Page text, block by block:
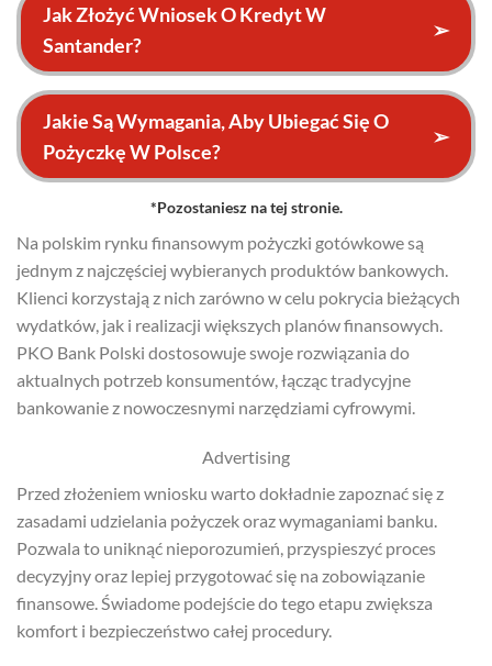
Jak Złożyć Wniosek O Kredyt W
Santander?
➢
Jakie Są Wymagania, Aby Ubiegać Się O
Pożyczkę W Polsce?
➢
*Pozostaniesz na tej stronie.
Na polskim rynku finansowym pożyczki gotówkowe są
jednym z najczęściej wybieranych produktów bankowych.
Klienci korzystają z nich zarówno w celu pokrycia bieżących
wydatków, jak i realizacji większych planów finansowych.
PKO Bank Polski dostosowuje swoje rozwiązania do
aktualnych potrzeb konsumentów, łącząc tradycyjne
bankowanie z nowoczesnymi narzędziami cyfrowymi.
Advertising
Przed złożeniem wniosku warto dokładnie zapoznać się z
zasadami udzielania pożyczek oraz wymaganiami banku.
Pozwala to uniknąć nieporozumień, przyspieszyć proces
decyzyjny oraz lepiej przygotować się na zobowiązanie
finansowe. Świadome podejście do tego etapu zwiększa
komfort i bezpieczeństwo całej procedury.